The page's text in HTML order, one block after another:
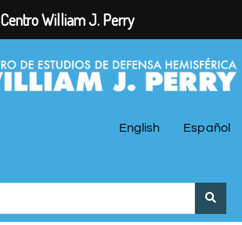
English Español
Centro William J. Perry